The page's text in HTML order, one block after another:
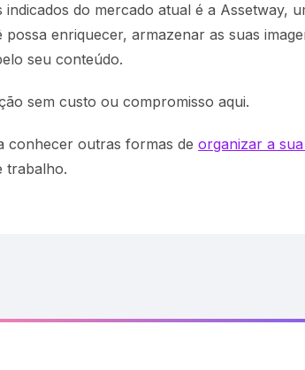
indicados do mercado atual é a Assetway,
enriquecer, armazenar as suas
seu conteúdo.
sem custo ou compromisso aqui.
conhecer outras formas de organizar a
trabalho.